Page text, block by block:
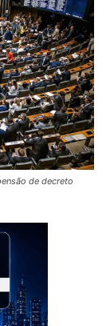
de decreto